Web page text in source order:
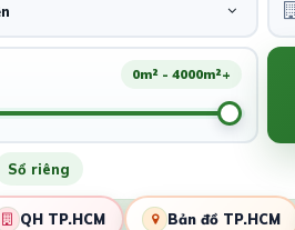
0m² - 4000m²+
Sổ riêng
QH TP.HCM Bản đồ TP.HCM